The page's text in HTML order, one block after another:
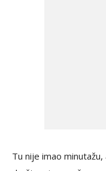
Tu nije imao